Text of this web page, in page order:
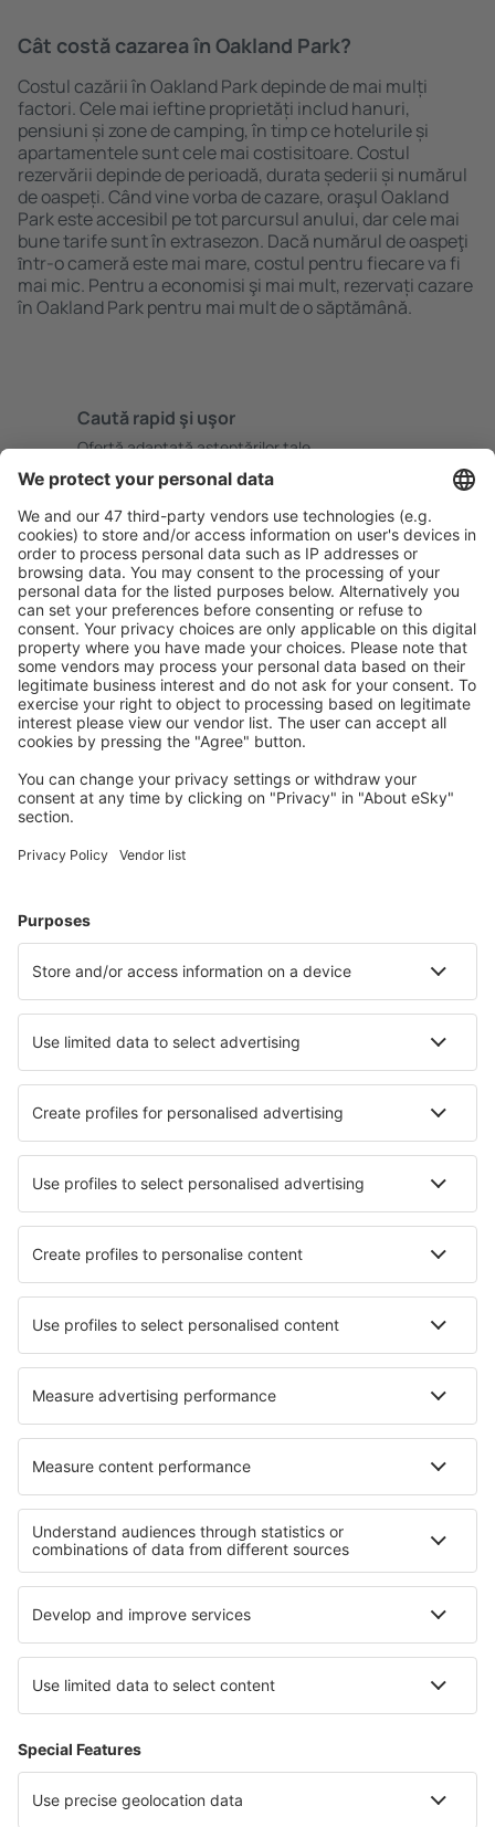
Cât costă cazarea în Oakland Park?
Costul cazării în Oakland Park depinde de mai mulți
factori. Cele mai ieftine proprietăți includ hanuri,
pensiuni și zone de camping, în timp ce hotelurile și
apartamentele sunt cele mai costisitoare. Costul
rezervării depinde de perioadă, durata șederii și numărul
de oaspeți. Când vine vorba de cazare, oraşul Oakland
Park este accesibil pe tot parcursul anului, dar cele mai
bune tarife sunt în extrasezon. Dacă numărul de oaspeţi
ȋntr-o cameră este mai mare, costul pentru fiecare va fi
mai mic. Pentru a economisi şi mai mult, rezervați cazare
în Oakland Park pentru mai mult de o săptămână.
Caută rapid şi uşor
Ofertă adaptată aşteptărilor tale.
Planifică ȋn siguranţă
Rezervare fără griji cu opțiune gratuită de anulare.
Economiseşte mai mult
Prețuri atractive și oferte speciale pentru utilizatorii
conectați.
Cazarea preferată
Alege din peste 1,3 mil. de opţiuni: hoteluri, cabane,
Cele mai căutate cazări de către utilizatorii eSky
Cazare în Myrtle Beach
Cazare în Kissimmee Cazare în Sevierville
Cazare în Panama City Beach Cazare în Hot Springs
Cazare în Newark Cazare în Cleveland
Cele mai bune locuri de cazare - orașe
Cazare în La Albuera Cazare în Choulou
Cazare în Dulmen Cazare în Kempton Park
Cazare în Yatsushiro Cazare în Giurdignano
Cele mai bune locuri de cazare - regiuni
Cazare la Canionul Bryce Cazare in Great Basin National Park
Cazare in Mesa Verde National Park Cazare in New York
Cazare in Munții Adirondack
Cazare in Insulele Baleare Cazare in Đà Nẵng